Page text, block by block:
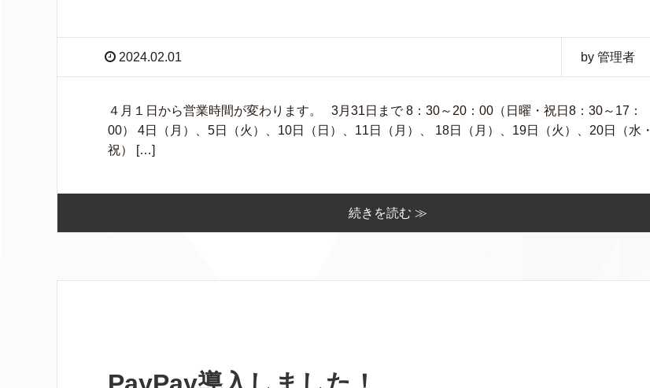
2024.02.01 by 管理者
４月１日から営業時間が変わります。 3月31日まで 8：30～20：00（日曜・祝日8：30～17：
00） 4日（月）、5日（火）、10日（日）、11日（月）、 18日（月）、19日（火）、20日（水・
祝） […]
続きを読む ≫